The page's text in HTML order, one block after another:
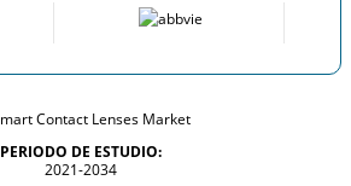
PERIODO DE ESTUDIO:
2021-2034